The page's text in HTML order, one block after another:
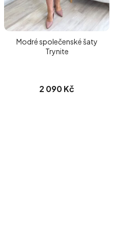
Modré společenské šaty
Trynite
2 090 Kč